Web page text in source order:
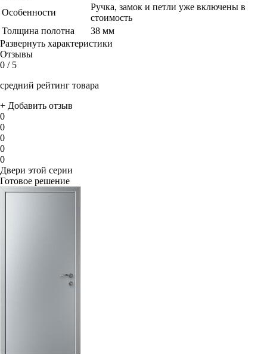
Особенности
Ручка, замок и петли уже включены в
стоимость
Толщина полотна
38 мм
Развернуть характеристики
Отзывы
0 / 5
средний рейтинг товара
+ Добавить отзыв
0
0
0
0
0
Двери этой серии
Готовое решение